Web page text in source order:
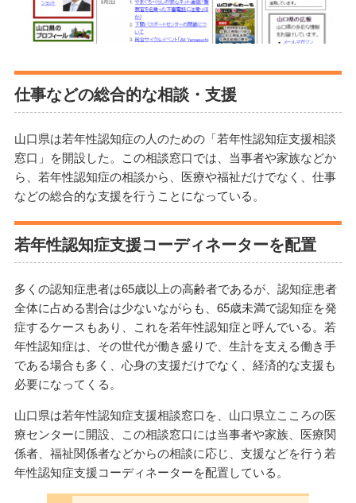
仕事などの総合的な相談・支援
山口県は若年性認知症の人のための「若年性認知症支援相談
窓口」を開設した。この相談窓口では、当事者や家族などか
ら、若年性認知症の相談から、医療や福祉だけでなく、仕事
などの総合的な支援を行うことになっている。
若年性認知症支援コーディネーターを配置
多くの認知症患者は65歳以上の高齢者であるが、認知症患者
全体に占める割合は少ないながらも、65歳未満で認知症を発
症するケースもあり、これを若年性認知症と呼んでいる。若
年性認知症は、その世代が働き盛りで、生計を支える働き手
である場合も多く、心身の支援だけでなく、経済的な支援も
必要になってくる。
山口県は若年性認知症支援相談窓口を、山口県立こころの医
療センターに開設、この相談窓口には当事者や家族、医療関
係者、福祉関係者などからの相談に応じ、支援などを行う若
年性認知症支援コーディネーターを配置している。